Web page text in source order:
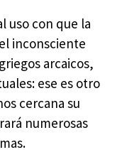
uso con que la
inconsciente
arcaicos,
ese es otro
cercana su
numerosas